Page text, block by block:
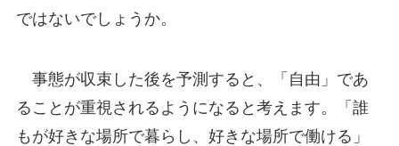
ではないでしょうか。
事態が収束した後を予測すると、「自由」であ
ることが重視されるようになると考えます。「誰
もが好きな場所で暮らし、好きな場所で働ける」